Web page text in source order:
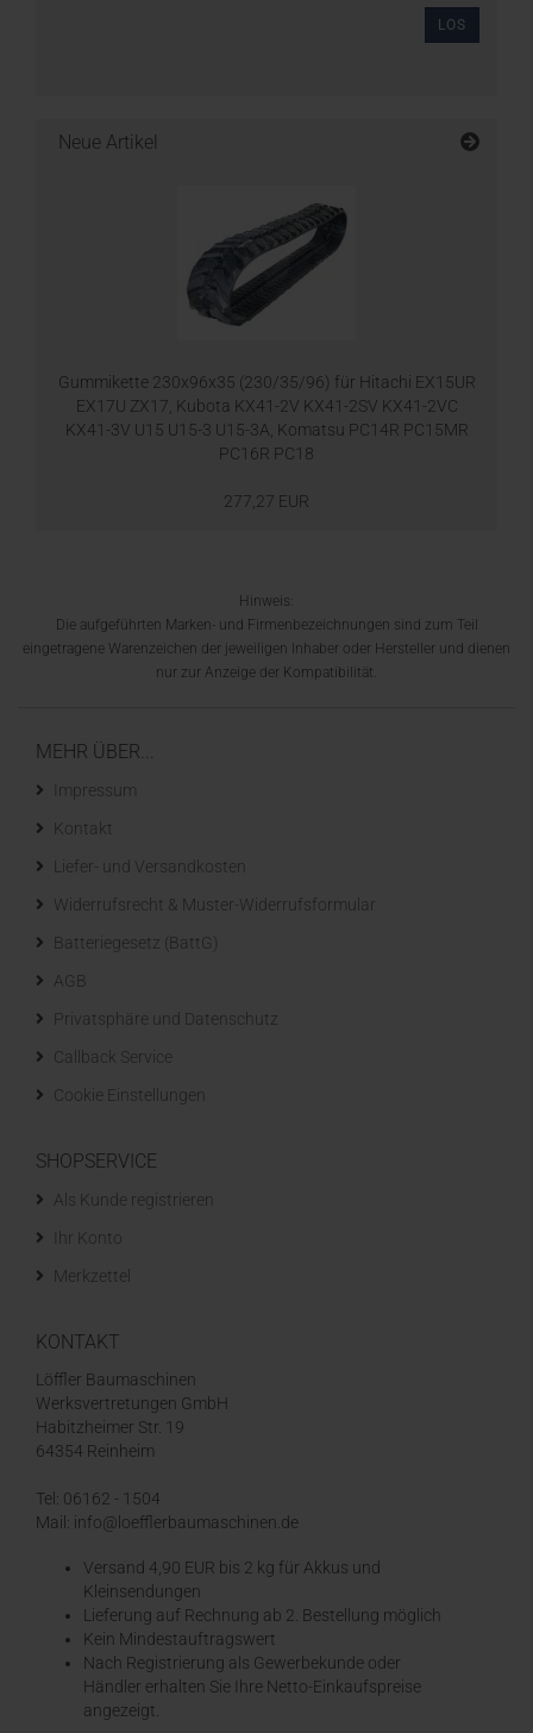
LOS
Neue Artikel
Gummikette 230x96x35 (230/35/96) für Hitachi EX15UR
EX17U ZX17, Kubota KX41-2V KX41-2SV KX41-2VC
KX41-3V U15 U15-3 U15-3A, Komatsu PC14R PC15MR
PC16R PC18
277,27 EUR
Hinweis:
Die aufgeführten Marken- und Firmenbezeichnungen sind zum Teil
eingetragene Warenzeichen der jeweiligen Inhaber oder Hersteller und dienen
nur zur Anzeige der Kompatibilität.
MEHR ÜBER...
Impressum
Kontakt
Liefer- und Versandkosten
Widerrufsrecht & Muster-Widerrufsformular
Batteriegesetz (BattG)
AGB
Privatsphäre und Datenschutz
Callback Service
Cookie Einstellungen
SHOPSERVICE
Als Kunde registrieren
Ihr Konto
Merkzettel
KONTAKT
Löffler Baumaschinen
Werksvertretungen GmbH
Habitzheimer Str. 19
64354 Reinheim
Tel: 06162 - 1504
Mail: info@loefflerbaumaschinen.de
Versand 4,90 EUR bis 2 kg für Akkus und
Kleinsendungen
​Lieferung auf Rechnung ab 2. Bestellung möglich
Kein Mindestauftragswert
Nach Registrierung als Gewerbekunde oder
Händler erhalten Sie Ihre Netto-Einkaufspreise
angezeigt.